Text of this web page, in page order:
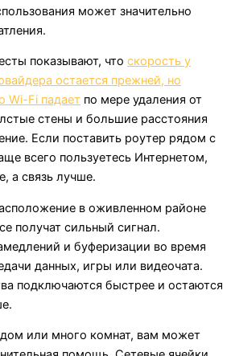
может значительно
показывают, что скорость у
остается прежней, но
Wi-Fi падает по мере удаления от
стены и большие расстояния
Если поставить роутер рядом с
всего пользуетесь Интернетом,
а связь лучше.
в оживленном районе
получат сильный сигнал.
и буферизации во время
данных, игры или видеочата.
подключаются быстрее и остаются
или много комнат, вам может